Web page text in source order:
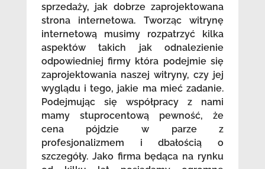
sprzedaży, jak dobrze zaprojektowana
strona internetowa. Tworząc witrynę
internetową musimy rozpatrzyć kilka
aspektów takich jak odnalezienie
odpowiedniej firmy która podejmie się
zaprojektowania naszej witryny, czy jej
wyglądu i tego, jakie ma mieć zadanie.
Podejmując się współpracy z nami
mamy stuprocentową pewność, że
cena pójdzie w parze z
profesjonalizmem i dbałością o
szczegóły. Jako firma będąca na rynku